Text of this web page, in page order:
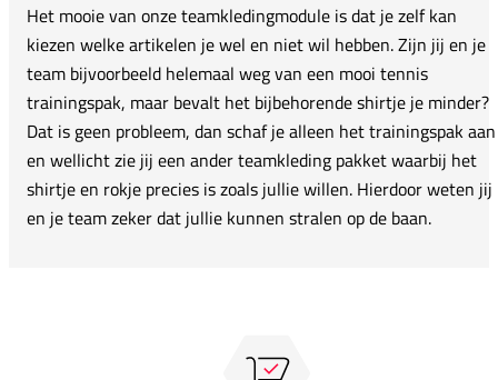
Het mooie van onze teamkledingmodule is dat je zelf kan
kiezen welke artikelen je wel en niet wil hebben. Zijn jij en je
team bijvoorbeeld helemaal weg van een mooi tennis
trainingspak, maar bevalt het bijbehorende shirtje je minder?
Dat is geen probleem, dan schaf je alleen het trainingspak aan
en wellicht zie jij een ander teamkleding pakket waarbij het
shirtje en rokje precies is zoals jullie willen. Hierdoor weten jij
en je team zeker dat jullie kunnen stralen op de baan.